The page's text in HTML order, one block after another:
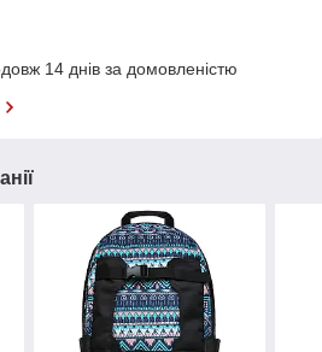
14 днів за домовленістю